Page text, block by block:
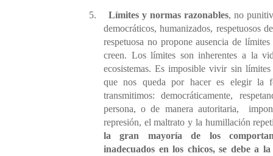
5. Límites y normas razonables, no
democráticos, humanizados, respetuosos
respetuosa no propone ausencia de
creen. Los límites son inherentes a la
ecosistemas. Es imposible vivir sin
que nos queda por hacer es elegir la
transmitimos: democráticamente,
persona, o de manera autoritaria,
represión, el maltrato y la humillación
la gran mayoría de los
inadecuados en los chicos, se debe a